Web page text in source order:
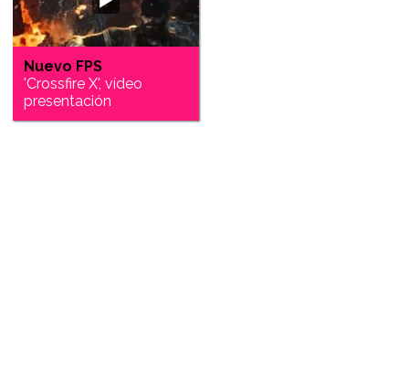
Nuevo FPS
'Crossfire X', vídeo
presentación